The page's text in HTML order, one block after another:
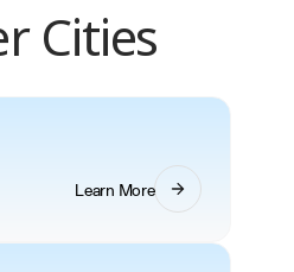
Cities
Learn More